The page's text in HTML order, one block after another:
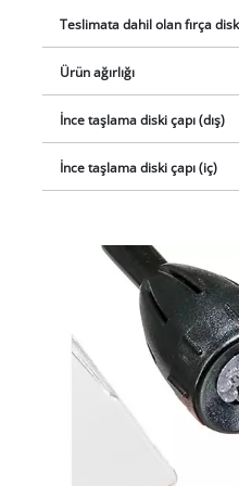
Teslimata dahil olan fırça diski
Ürün ağırlığı
İnce taşlama diski çapı (dış)
İnce taşlama diski çapı (iç)